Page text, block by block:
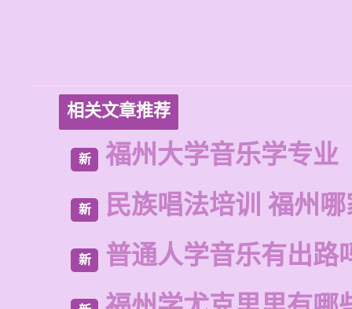
相关文章推荐
新 福州大学音乐学专业
新 民族唱法培训 福州
新 普通人学音乐有出路